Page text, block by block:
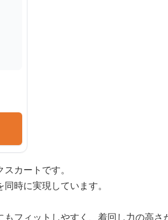
カートです。
時に実現しています。
フィットしやすく、着回し力の高さ